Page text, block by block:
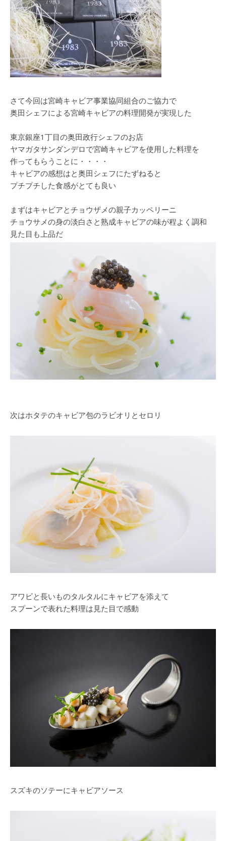
さて今回は宮崎キャビア事業協同組合のご協力で
奥田シェフによる宮崎キャビアの料理開発が実現した
東京銀座1丁目の奥田政行シェフのお店
ヤマガタサンダンデロで宮崎キャビアを使用した料理を
作ってもらうことに・・・・
キャビアの感想はと奥田シェフにたずねると
プチプチした食感がとても良い
まずはキャビアとチョウザメの親子カッペリーニ
チョウサメの身の淡白さと熟成キャビアの味が程よく調和
見た目も上品だ
次はホタテのキャビア包のラビオリとセロリ
アワビと長いものタルタルにキャビアを添えて
スプーンで表れた料理は見た目で感動
スズキのソテーにキャビアソース